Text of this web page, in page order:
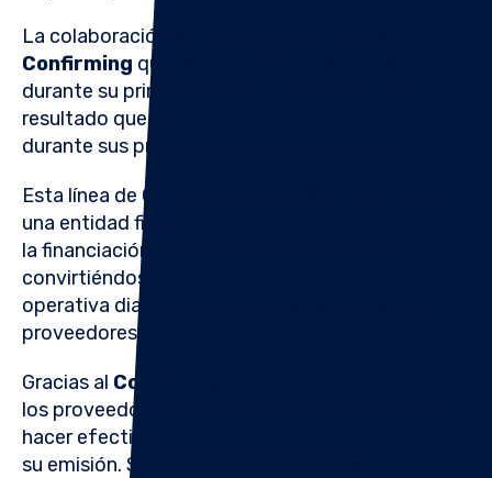
La colaboración se inició con una línea de
Confirming que ya ha duplicado su tamaño
durante su primer año de vida gracias al buen
resultado que la empresa ha experimentado
durante sus primeros meses de utilización.
Esta línea de Confirming
una entidad financiera con un peso importante en
la financiación de circulante de la empresa,
convirtiéndose en un partner de alto valor para la
operativa diaria y la gestión de pagos de sus
proveedores.
Gracias al Confirming
los proveedores de nuestro cliente que valoran
hacer efectivas sus facturas a los pocos días de
su emisión. Sobre la experiencia con el